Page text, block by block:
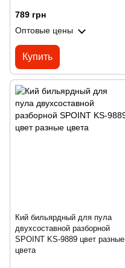
789 грн
Оптовые цены
Купить
Кий бильярдный для пула
двухсоставной разборной
SPOINT KS-9889 цвет разные
цвета